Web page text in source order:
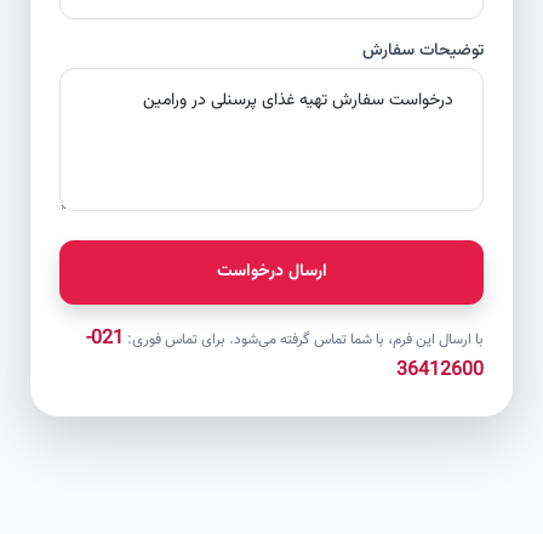
توضیحات سفارش
ارسال درخواست
با ارسال این فرم، با شما تماس گرفته می‌شود. برای تماس فوری:
021-
36412600